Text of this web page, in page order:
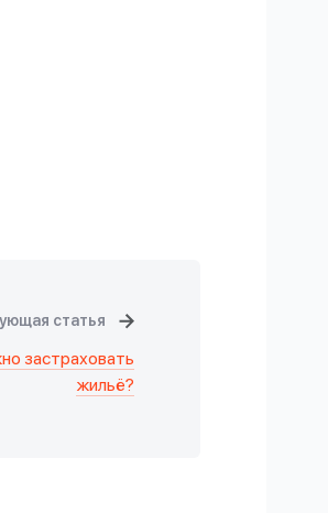
статья
застраховать
жильё?